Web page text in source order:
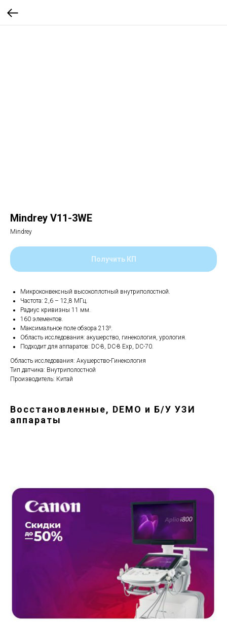
Mindrey V11-3WE
Mindrey
Получить КП
Микроконвексный высокоплотный внутриполостной.
Частота: 2,6 – 12,8 МГц.
Радиус кривизны 11 мм.
160 элементов.
Максимальное поле обзора 213⁰.
Область исследования: акушерство, гинекология, урология.
Подходит для аппаратов: DC-8, DC-8 Exp, DC-70.
Область исследования: Акушерство-Гинекология
Тип датчика: Внутриполостной
Производитель: Китай
Восстановленные, DEMO и Б/У УЗИ
аппараты